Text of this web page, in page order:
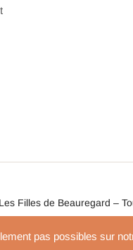
pas possibles sur
Filles de Beauregard –